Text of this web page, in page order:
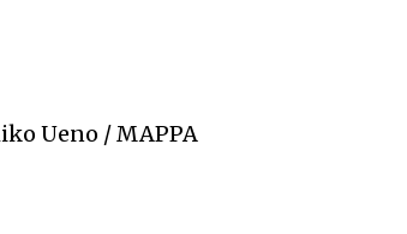
Ueno / MAPPA